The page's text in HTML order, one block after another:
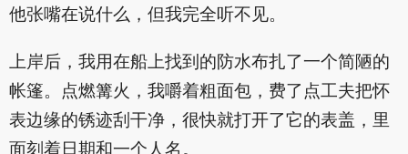
他张嘴在说什么，但我完全听不见。
上岸后，我用在船上找到的防水布扎了一个简陋的
帐篷。点燃篝火，我嚼着粗面包，费了点工夫把怀
表边缘的锈迹刮干净，很快就打开了它的表盖，里